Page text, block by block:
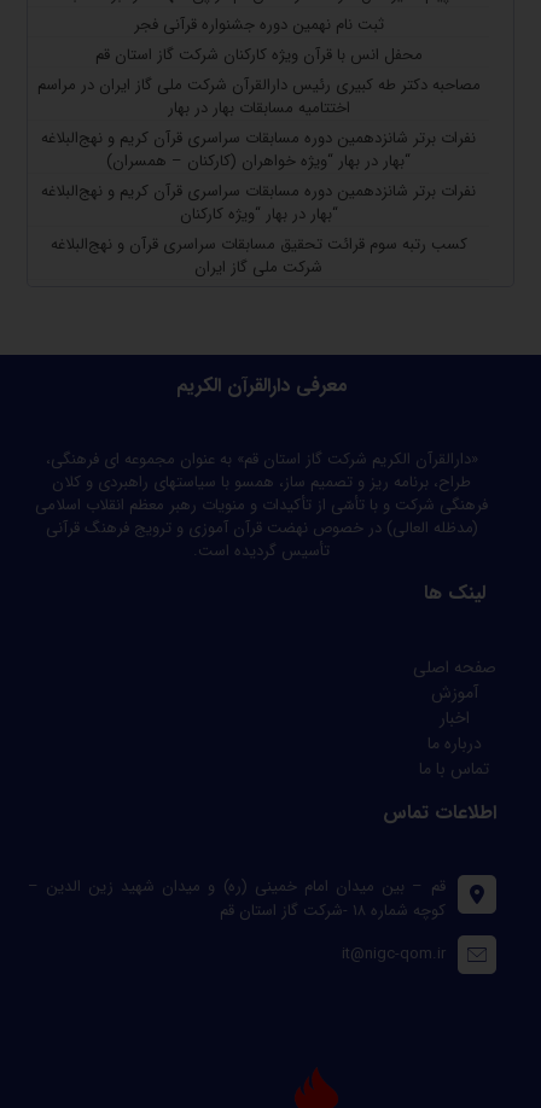
ثبت نام نهمین دوره جشنواره قرآنی فجر
محفل انس با قرآن ویژه کارکنان شرکت گاز استان قم
مصاحبه دکتر طه کبیری رئیس دارالقرآن شرکت ملی گاز ایران در مراسم
اختتامیه مسابقات بهار در بهار
نفرات برتر شانزدهمین دوره مسابقات سراسری قرآن کریم و نهج‌البلاغه
“بهار در بهار “ویژه خواهران (کارکنان – همسران)
نفرات برتر شانزدهمین دوره مسابقات سراسری قرآن کریم و نهج‌البلاغه
“بهار در بهار “ویژه کارکنان
کسب رتبه سوم قرائت تحقیق مسابقات سراسری قرآن و نهج‌البلاغه
شرکت ملی گاز ایران
معرفی دارالقرآن الکریم
«دارالقرآن الکریم شرکت گاز استان قم» به عنوان مجموعه ای فرهنگی،
طراح، برنامه ریز و تصمیم ساز، همسو با سیاستهای راهبردی و کلان
فرهنگی شرکت و با تأسّی از تأکیدات و منویات رهبر معظم انقلاب اسلامی
(مدظله العالی) در خصوص نهضت قرآن آموزی و ترویج فرهنگ قرآنی
تأسیس گردیده است.
لینک ها
صفحه اصلی
آموزش
اخبار
درباره ما
تماس با ما
اطلاعات تماس
قم – بین میدان امام خمینی (ره) و میدان شهید زین الدین –
کوچه شماره ۱۸ -شرکت گاز استان قم
it@nigc-qom.ir